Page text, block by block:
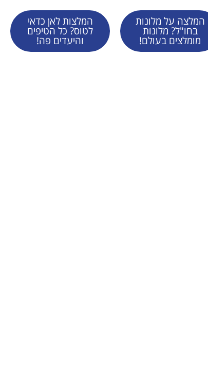
המלצה על מלונות
בחו"ל? מלונות
מומלצים בעולם!
המלצות לאן כדאי
לטוס? כל הטיפים
והיעדים פה!